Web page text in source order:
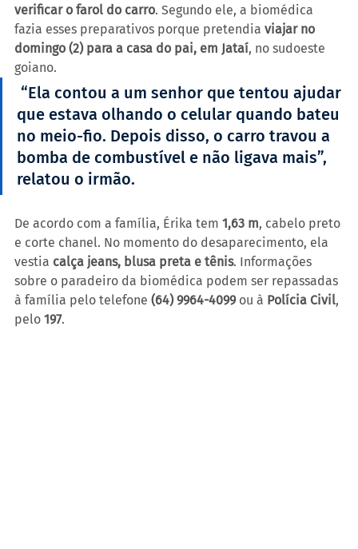
verificar o farol do carro. Segundo ele, a biomédica
fazia esses preparativos porque pretendia viajar no
domingo (2) para a casa do pai, em Jataí, no sudoeste
goiano.
que estava olhando o celular quando bateu
no meio-fio. Depois disso, o carro travou a
bomba de combustível e não ligava mais”,
relatou o irmão.
De acordo com a família, Érika tem 1,63 m, cabelo preto
e corte chanel. No momento do desaparecimento, ela
vestia calça jeans, blusa preta e tênis. Informações
sobre o paradeiro da biomédica podem ser repassadas
à família pelo telefone (64) 9964-4099 ou à Polícia Civil,
pelo 197.